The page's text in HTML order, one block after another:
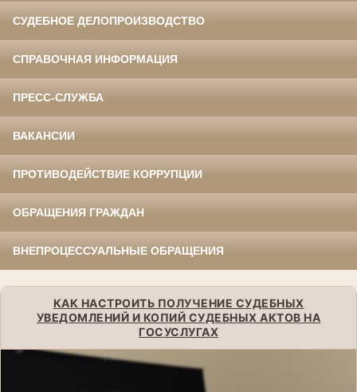
СУДЕБНОЕ ДЕЛОПРОИЗВОДСТВО
СПРАВОЧНАЯ ИНФОРМАЦИЯ
ПРЕСС-СЛУЖБА
ВАКАНСИИ
ПРОТИВОДЕЙСТВИЕ КОРРУПЦИИ
ОБРАЩЕНИЯ ГРАЖДАН
ВНЕПРОЦЕССУАЛЬНЫЕ ОБРАЩЕНИЯ
КАК НАСТРОИТЬ ПОЛУЧЕНИЕ СУДЕБНЫХ
УВЕДОМЛЕНИЙ И КОПИЙ СУДЕБНЫХ АКТОВ НА
ГОСУСЛУГАХ